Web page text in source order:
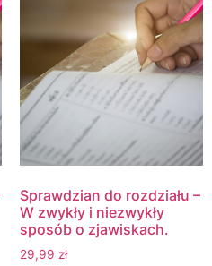
Sprawdzian do rozdziału –
W zwykły i niezwykły
sposób o zjawiskach.
29,99 zł